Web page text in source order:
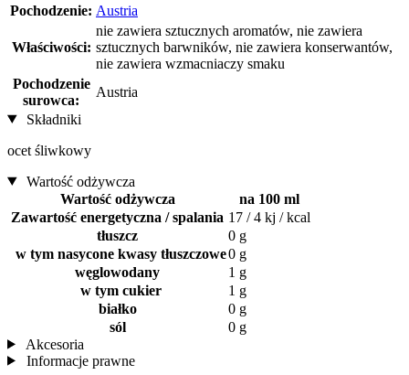
Pochodzenie: Austria
Właściwości:
nie zawiera sztucznych aromatów, nie zawiera
sztucznych barwników, nie zawiera konserwantów,
nie zawiera wzmacniaczy smaku
Pochodzenie
surowca:
Austria
Składniki
ocet śliwkowy
Wartość odżywcza
Wartość odżywcza
na 100 ml
Zawartość energetyczna / spalania 17 / 4 kj / kcal
tłuszcz
0 g
w tym nasycone kwasy tłuszczowe0 g
węglowodany
1 g
w tym cukier
1 g
białko
0 g
sól
0 g
Akcesoria
Informacje prawne